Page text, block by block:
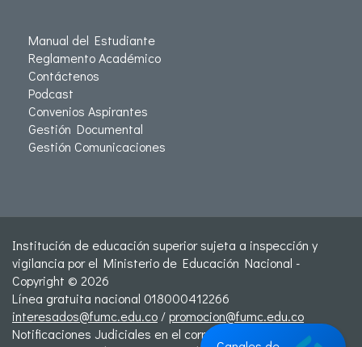
Manual del Estudiante
Reglamento Académico
Contáctenos
Podcast
Convenios Aspirantes
Gestión Documental
Gestión Comunicaciones
Institución de educación superior sujeta a inspección y
vigilancia por el Ministerio de Educación Nacional -
Copyright © 2026
Línea gratuita nacional 018000412266
interesados@fumc.edu.co/promocion@fumc.edu.co
Notificaciones Judiciales en el correo: